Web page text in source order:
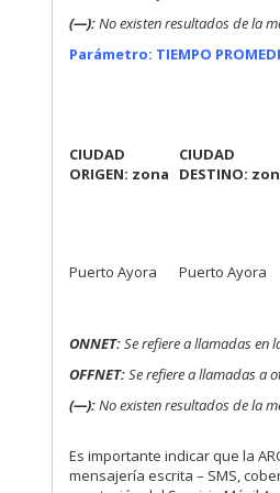
(—):No existen resultados de la
Parámetro: TIEMPO
CIUDAD
ORIGEN: zona
CIUDAD
DESTINO:
Puerto Ayora
Puerto Ayora
ONNET:Se refiere a llamadas en
OFFNET:Se refiere a llamadas a
(—):No existen resultados de la
Es importante indicar que la
mensajería escrita – SMS,